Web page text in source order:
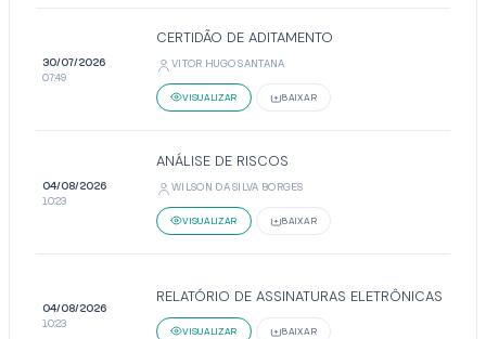
30/07/2026
07:49
CERTIDÃO DE ADITAMENTO
VITOR HUGO SANTANA
VISUALIZAR BAIXAR
04/08/2026
10:23
ANÁLISE DE RISCOS
WILSON DA SILVA BORGES
VISUALIZAR BAIXAR
04/08/2026
10:23
RELATÓRIO DE ASSINATURAS ELETRÔNICAS
VISUALIZAR BAIXAR